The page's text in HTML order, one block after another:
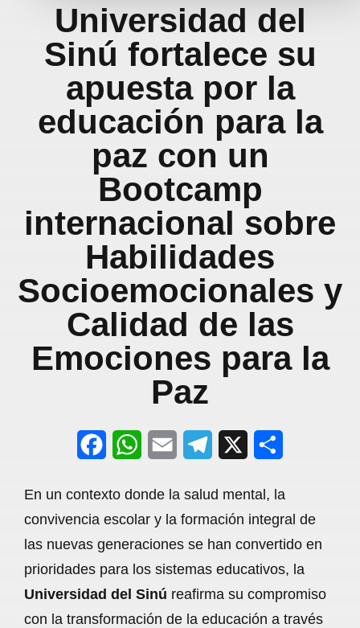
Universidad del
Sinú fortalece su
apuesta por la
educación para la
paz con un
Bootcamp
internacional sobre
Habilidades
Socioemocionales y
Calidad de las
Emociones para la
Paz
c
o
o
W
a
A
p
a l
r
a
a
En un contexto donde la salud mental, la
convivencia escolar y la formación integral de
las nuevas generaciones se han convertido en
prioridades para los sistemas educativos, la
Universidad del Sinú reafirma su compromiso
con la transformación de la educación a través